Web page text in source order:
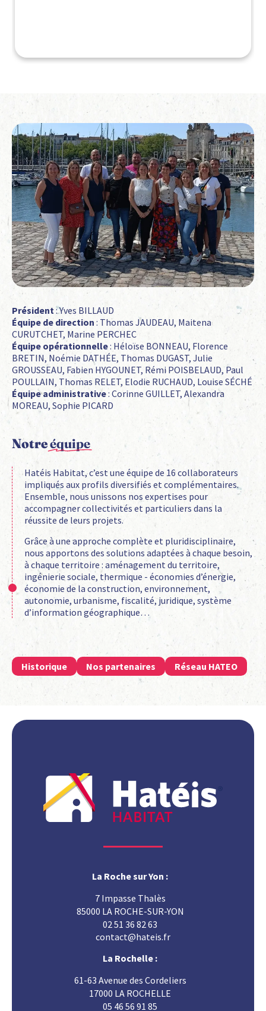
Président : Yves BILLAUD
Équipe de direction : Thomas JAUDEAU, Maitena
CURUTCHET, Marine PERCHEC
Équipe opérationnelle: Héloïse BONNEAU, Florence
BRETIN, Noémie DATHÉE, Thomas DUGAST, Julie
GROUSSEAU, Fabien HYGOUNET, Rémi POISBELAUD, Paul
POULLAIN, Thomas RELET, Elodie RUCHAUD, Louise SÉCHÉ
Équipe administrative: Corinne GUILLET, Alexandra
MOREAU, Sophie PICARD
Notreéquipe
Hatéis Habitat, c’est une équipe de 16 collaborateurs
impliqués aux profils diversifiés et complémentaires.
Ensemble, nous unissons nos expertises pour
accompagner collectivités et particuliers dans la
réussite de leurs projets.
Grâce à une approche complète et pluridisciplinaire,
nous apportons des solutions adaptées à chaque besoin,
à chaque territoire : aménagement du territoire,
ingénierie sociale, thermique - économies d’énergie,
économie de la construction, environnement,
autonomie, urbanisme, fiscalité, juridique, système
d’information géographique…
Historique Nos partenaires Réseau HATEO
La Roche sur Yon :
7 Impasse Thalès
85000 LA ROCHE-SUR-YON
02 51 36 82 63
contact@hateis.fr
La Rochelle :
61-63 Avenue des Cordeliers
17000 LA ROCHELLE
05 46 56 91 85